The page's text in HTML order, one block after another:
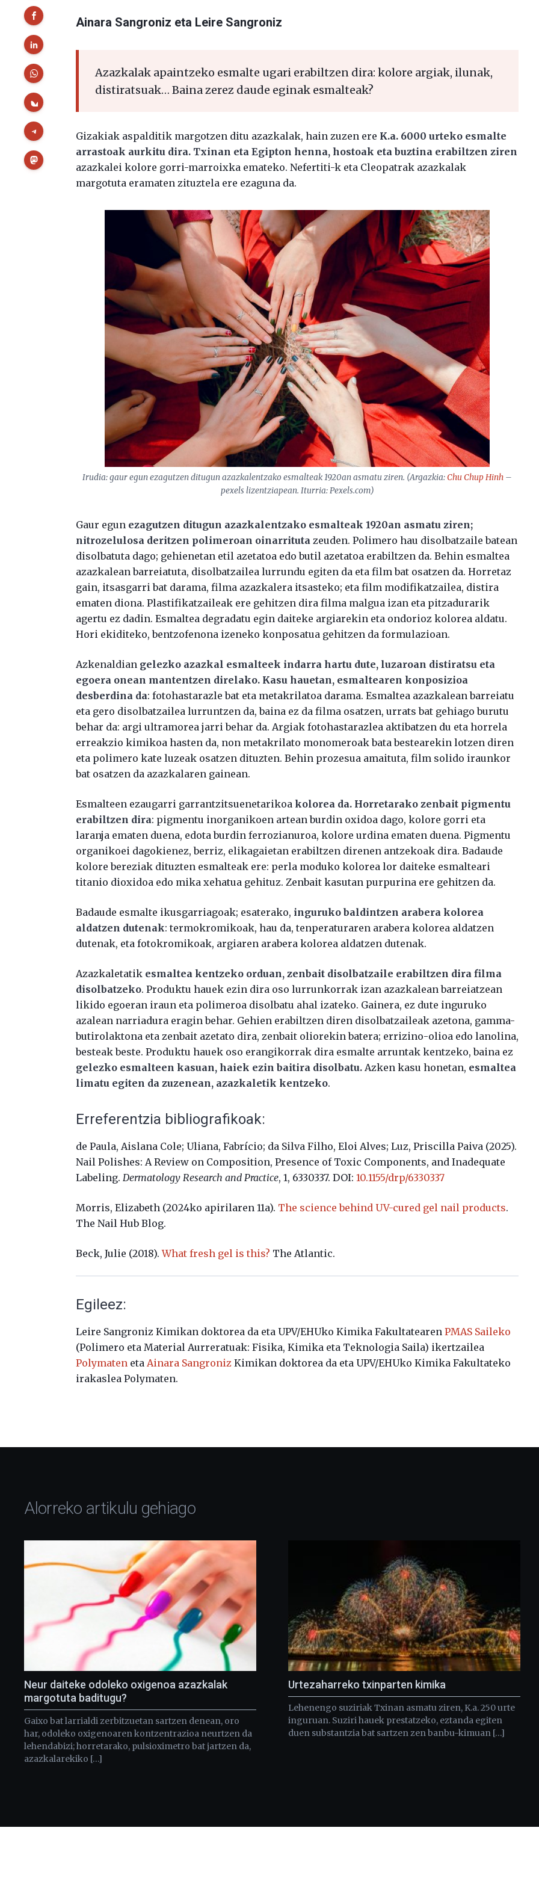
Ainara Sangroniz eta Leire Sangroniz
Azazkalak apaintzeko esmalte ugari erabiltzen dira: kolore argiak, ilunak,
distiratsuak… Baina zerez daude eginak esmalteak?
Gizakiak aspalditik margotzen ditu azazkalak, hain zuzen ere K.a. 6000 urteko esmalte
arrastoak aurkitu dira. Txinan eta Egipton henna, hostoak eta buztina erabiltzen ziren
azazkalei kolore gorri-marroixka emateko. Nefertiti-k eta Cleopatrak azazkalak
margotuta eramaten zituztela ere ezaguna da.
Irudia: gaur egun ezagutzen ditugun azazkalentzako esmalteak 1920an asmatu ziren. (Argazkia:Chu Chup Hinh –
pexels lizentziapean. Iturria: Pexels.com)
Gaur egun ezagutzen ditugun azazkalentzako esmalteak 1920an asmatu ziren;
nitrozelulosa deritzen polimeroan oinarrituta zeuden. Polimero hau disolbatzaile batean
disolbatuta dago; gehienetan etil azetatoa edo butil azetatoa erabiltzen da. Behin esmaltea
azazkalean barreiatuta, disolbatzailea lurrundu egiten da eta film bat osatzen da. Horretaz
gain, itsasgarri bat darama, filma azazkalera itsasteko; eta film modifikatzailea, distira
ematen diona. Plastifikatzaileak ere gehitzen dira filma malgua izan eta pitzadurarik
agertu ez dadin. Esmaltea degradatu egin daiteke argiarekin eta ondorioz kolorea aldatu.
Hori ekiditeko, bentzofenona izeneko konposatua gehitzen da formulazioan.
Azkenaldian gelezko azazkal esmalteek indarra hartu dute, luzaroan distiratsu eta
egoera onean mantentzen direlako. Kasu hauetan, esmaltearen konposizioa
desberdina da: fotohastarazle bat eta metakrilatoa darama. Esmaltea azazkalean barreiatu
eta gero disolbatzailea lurruntzen da, baina ez da filma osatzen, urrats bat gehiago burutu
behar da: argi ultramorea jarri behar da. Argiak fotohastarazlea aktibatzen du eta horrela
erreakzio kimikoa hasten da, non metakrilato monomeroak bata bestearekin lotzen diren
eta polimero kate luzeak osatzen dituzten. Behin prozesua amaituta, film solido iraunkor
bat osatzen da azazkalaren gainean.
Esmalteen ezaugarri garrantzitsuenetarikoakolorea da. Horretarako zenbait pigmentu
erabiltzen dira: pigmentu inorganikoen artean burdin oxidoa dago, kolore gorri eta
laranja ematen duena, edota burdin ferrozianuroa, kolore urdina ematen duena. Pigmentu
organikoei dagokienez, berriz, elikagaietan erabiltzen direnen antzekoak dira. Badaude
kolore bereziak dituzten esmalteak ere: perla moduko kolorea lor daiteke esmalteari
titanio dioxidoa edo mika xehatua gehituz. Zenbait kasutan purpurina ere gehitzen da.
Badaude esmalte ikusgarriagoak; esaterako, inguruko baldintzen arabera kolorea
aldatzen dutenak: termokromikoak, hau da, tenperaturaren arabera kolorea aldatzen
dutenak, eta fotokromikoak, argiaren arabera kolorea aldatzen dutenak.
Azazkaletatik esmaltea kentzeko orduan, zenbait disolbatzaile erabiltzen dira filma
disolbatzeko. Produktu hauek ezin dira oso lurrunkorrak izan azazkalean barreiatzean
likido egoeran iraun eta polimeroa disolbatu ahal izateko. Gainera, ez dute inguruko
azalean narriadura eragin behar. Gehien erabiltzen diren disolbatzaileak azetona, gamma-
butirolaktona eta zenbait azetato dira, zenbait oliorekin batera; errizino-olioa edo lanolina,
besteak beste. Produktu hauek oso erangikorrak dira esmalte arruntak kentzeko, baina ez
gelezko esmalteen kasuan, haiek ezin baitira disolbatu. Azken kasu honetan, esmaltea
limatu egiten da zuzenean, azazkaletik kentzeko.
Erreferentzia bibliografikoak:
de Paula, Aislana Cole; Uliana, Fabrício; da Silva Filho, Eloi Alves; Luz, Priscilla Paiva (2025).
Nail Polishes: A Review on Composition, Presence of Toxic Components, and Inadequate
Labeling. Dermatology Research and Practice, 1, 6330337. DOI:10.1155/drp/6330337
Morris, Elizabeth (2024ko apirilaren 11a). The science behind UV-cured gel nail products.
The Nail Hub Blog.
Beck, Julie (2018).What fresh gel is this? The Atlantic.
Egileez:
Leire Sangroniz Kimikan doktorea da eta UPV/EHUko Kimika FakultatearenPMAS Saileko
(Polimero eta Material Aurreratuak: Fisika, Kimika eta Teknologia Saila) ikertzailea
Polymaten eta Ainara Sangroniz Kimikan doktorea da eta UPV/EHUko Kimika Fakultateko
irakaslea Polymaten.
Alorreko artikulu gehiago
Neur daiteke odoleko oxigenoa azazkalak
margotuta baditugu?
Gaixo bat larrialdi zerbitzuetan sartzen denean, oro
har, odoleko oxigenoaren kontzentrazioa neurtzen da
lehendabizi; horretarako, pulsioximetro bat jartzen da,
azazkalarekiko […]
Urtezaharreko txinparten kimika
Lehenengo suziriak Txinan asmatu ziren, K.a. 250 urte
inguruan. Suziri hauek prestatzeko, eztanda egiten
duen substantzia bat sartzen zen banbu-kimuan […]